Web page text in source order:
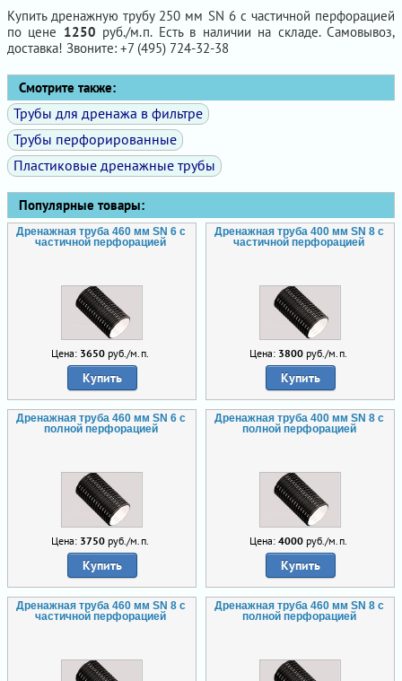
Купить дренажную трубу 250 мм SN 6 с частичной перфорацией
по цене 1250 руб./м.п. Есть в наличии на складе. Самовывоз,
доставка! Звоните: +7 (495) 724-32-38
Смотрите также:
Трубы для дренажа в фильтре
Трубы перфорированные
Пластиковые дренажные трубы
Популярные товары:
Дренажная труба 460 мм SN 6 с
частичной перфорацией
Цена: 3650руб./м.п.
Купить
Дренажная труба 400 мм SN 8 с
частичной перфорацией
Цена: 3800руб./м.п.
Купить
Дренажная труба 460 мм SN 6 с
полной перфорацией
Цена: 3750руб./м.п.
Купить
Дренажная труба 400 мм SN 8 с
полной перфорацией
Цена: 4000руб./м.п.
Купить
Дренажная труба 460 мм SN 8 с
частичной перфорацией
Дренажная труба 460 мм SN 8 с
полной перфорацией